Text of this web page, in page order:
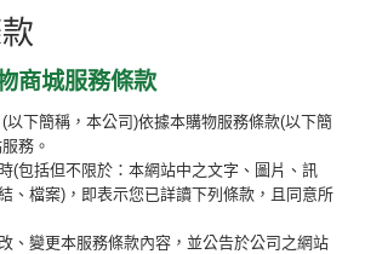
商城服務條款
以下簡稱，本公司)依據本購物服務條款(以下簡
務。
(包括但不限於：本網站中之文字、圖片、訊
、檔案)，即表示您已詳讀下列條款，且同意所
、變更本服務條款內容，並公告於公司之網站